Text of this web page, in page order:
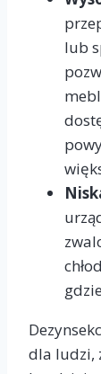
lub
dla ludzi,